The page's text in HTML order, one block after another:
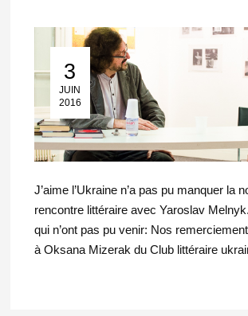
3
JUIN
2016
03 Juin 2016
J’aime l’Ukraine n’a pas pu manquer la
rencontre littéraire avec Yaroslav
qui n’ont pas pu venir: Nos
à Oksana Mizerak du Club littéraire